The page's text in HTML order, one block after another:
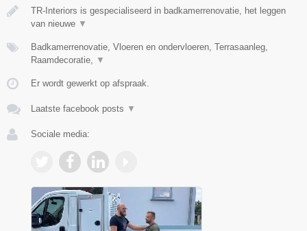
TR-Interiors is gespecialiseerd in badkamerrenovatie, het leggen
van nieuwe ▼
Badkamerrenovatie, Vloeren en ondervloeren, Terrasaanleg,
Raamdecoratie,
▼
Er wordt gewerkt op afspraak.
Laatste facebook posts ▼
Sociale media: